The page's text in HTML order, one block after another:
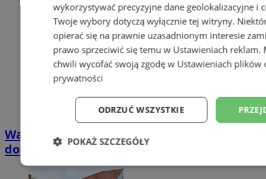
Wakacyjny wypoczynek nad Bałtykiem w
domkach Szmaragdowe Morze
wykorzystywać precyzyjne dane geolokalizacyjne i
Twoje wybory dotyczą wyłącznie tej witryny.
opierać się na prawnie uzasadnionym interesie
prawo sprzeciwić się temu w Ustawieniach reklam.
chwili wycofać swoją zgodę w Ustawieniach plików
prywatności
ODRZUĆ WSZYSTKIE
POKAŻ SZCZEGÓŁY
Niezbędne Wydajność